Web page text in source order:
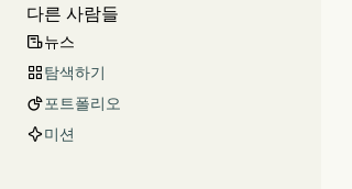
다른 사람들
뉴스
탐색하기
포트폴리오
미션